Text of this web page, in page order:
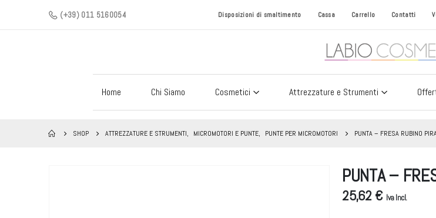
(+39) 011 5160054 Disposizioni di smaltimento Cassa Carrello Contatti
Home Chi Siamo Cosmetici Attrezzature e Strumenti
SHOP ATTREZZATURE E STRUMENTI, MICROMOTORI E PUNTE, PUNTE PER MICROMOTORI PUNTA – FRESA RUBINO
PUNTA –
25,62 € Iva Incl.